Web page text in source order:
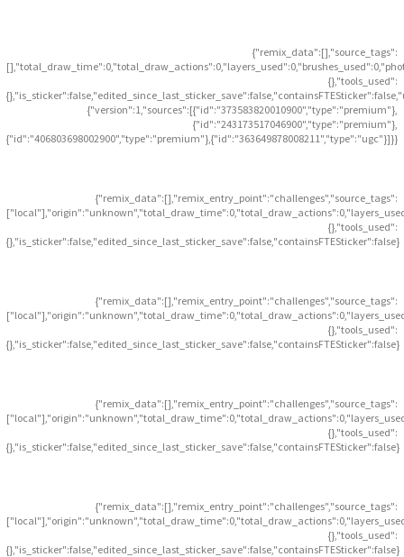
{"remix_data":[],"source_tags":
{},"tools_used":
{"version":1,"sources":[{"id":"373583820010900","type":"premium"},
{"id":"243173517046900","type":"premium"},
{"id":"406803698002900","type":"premium"},{"id":"363649878008211","type":"ugc"}]}}
{"remix_data":[],"remix_entry_point":"challenges","source_tags":
{},"tools_used":
{},"is_sticker":false,"edited_since_last_sticker_save":false,"containsFTESticker":false}
{"remix_data":[],"remix_entry_point":"challenges","source_tags":
{},"tools_used":
{},"is_sticker":false,"edited_since_last_sticker_save":false,"containsFTESticker":false}
{"remix_data":[],"remix_entry_point":"challenges","source_tags":
{},"tools_used":
{},"is_sticker":false,"edited_since_last_sticker_save":false,"containsFTESticker":false}
{"remix_data":[],"remix_entry_point":"challenges","source_tags":
{},"tools_used":
{},"is_sticker":false,"edited_since_last_sticker_save":false,"containsFTESticker":false}